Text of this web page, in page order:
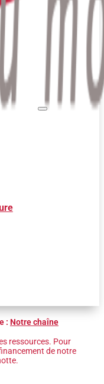
: Notre chaîne
ressources. Pour
de notre